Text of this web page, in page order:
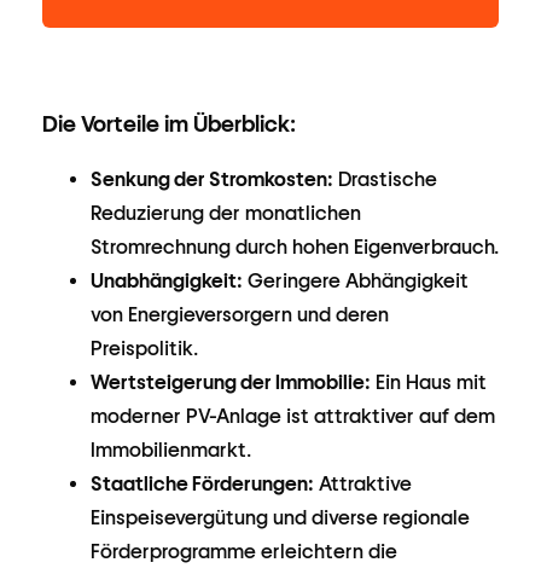
Die Vorteile im Überblick:
Senkung der Stromkosten: Drastische
Reduzierung der monatlichen
Stromrechnung durch hohen Eigenverbrauch.
Unabhängigkeit: Geringere Abhängigkeit
von Energieversorgern und deren
Preispolitik.
Wertsteigerung der Immobilie: Ein Haus mit
moderner PV-Anlage ist attraktiver auf dem
Immobilienmarkt.
Staatliche Förderungen: Attraktive
Einspeisevergütung und diverse regionale
Förderprogramme erleichtern die